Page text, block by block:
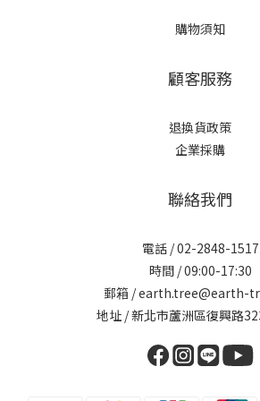
購物須知
顧客服務
退換貨政策
企業採購
聯絡我們
電話 / 02-2848-1517
時間 / 09:00-17:30
郵箱 / earth.tree@earth-
地址 / 新北市蘆洲區復興路